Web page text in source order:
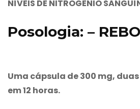
NÍVEIS DE NITROGÊNIO
Posologia: –
Uma cápsula de 300 mg, duas
em 12 horas.